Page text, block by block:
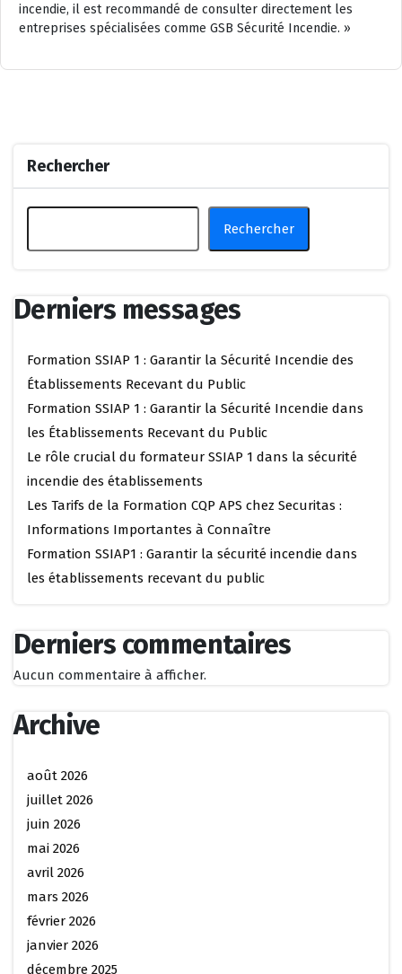
incendie, il est recommandé de consulter directement les
entreprises spécialisées comme GSB Sécurité Incendie. »
Rechercher
Rechercher
Derniers messages
Formation SSIAP 1 : Garantir la Sécurité Incendie des
Établissements Recevant du Public
Formation SSIAP 1 : Garantir la Sécurité Incendie dans
les Établissements Recevant du Public
Le rôle crucial du formateur SSIAP 1 dans la sécurité
incendie des établissements
Les Tarifs de la Formation CQP APS chez Securitas :
Informations Importantes à Connaître
Formation SSIAP1 : Garantir la sécurité incendie dans
les établissements recevant du public
Derniers commentaires
Aucun commentaire à afficher.
Archive
août 2026
juillet 2026
juin 2026
mai 2026
avril 2026
mars 2026
février 2026
janvier 2026
décembre 2025